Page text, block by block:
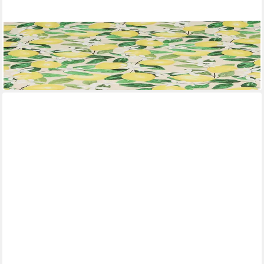
ERWIN MÜLLER
Mitteldecke Mitteldecke
Mehrere Größen
ab 21,95 €
in 2-3 Werktagen bei dir